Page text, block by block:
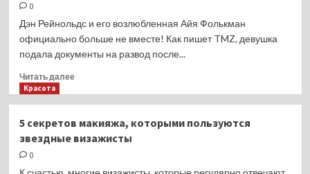
о рисках
употребления
яиц
0
Дэн Рейнольдс и его возлюбленная Айя Фолькман
официально больше не вместе! Как пишет TMZ, девушка
подала документы на развод после...
Читать далееПрочитать
солист
Imagine
Красота
5 секретов макияжа, которыми пользуются
звездные визажисты
0